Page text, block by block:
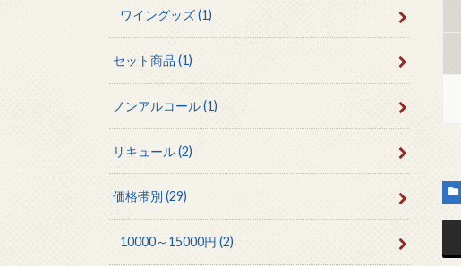
ワイングッズ(1)
セット商品(1)
ノンアルコール(1)
リキュール(2)
価格帯別(29)
10000～15000円 (2)